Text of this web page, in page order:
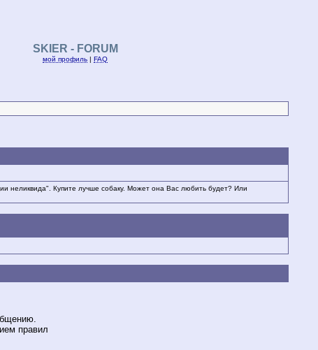
SKIER - FORUM
мой профиль | FAQ
неликвида". Купите лучше собаку. Может она Вас любить будет? Или
правил